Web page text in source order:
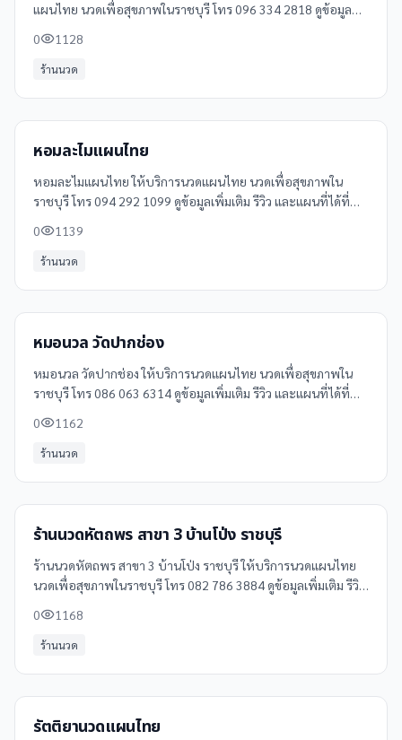
แผนไทย นวดเพื่อสุขภาพในราชบุรี โทร 096 334 2818 ดูข้อมูล
0 1128
ร้านนวด
หอมละไมแผนไทย
หอมละไมแผนไทย ให้บริการนวดแผนไทย นวดเพื่อสุขภาพใน
ราชบุรี โทร 094 292 1099 ดูข้อมูลเพิ่มเติม รีวิว และแผนที่ได้ที่
0 1139
ร้านนวด
หมอนวล วัดปากช่อง
หมอนวล วัดปากช่อง ให้บริการนวดแผนไทย นวดเพื่อสุขภาพใน
ราชบุรี โทร 086 063 6314 ดูข้อมูลเพิ่มเติม รีวิว และแผนที่ได้ที่
0 1162
ร้านนวด
ร้านนวดหัตถพร สาขา 3 บ้านโป่ง ราชบุรี
ร้านนวดหัตถพร สาขา 3 บ้านโป่ง ราชบุรี ให้บริการนวดแผนไทย
นวดเพื่อสุขภาพในราชบุรี โทร 082 786 3884 ดูข้อมูลเพิ่มเติม รีวิว
0 1168
ร้านนวด
รัตติยานวดแผนไทย